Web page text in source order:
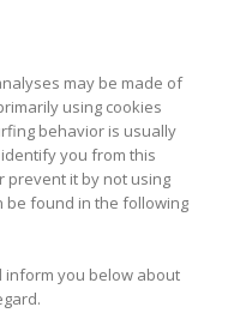
may be made of
using cookies
behavior is usually
you from this
prevent it by not using
be found in the following
inform you below about